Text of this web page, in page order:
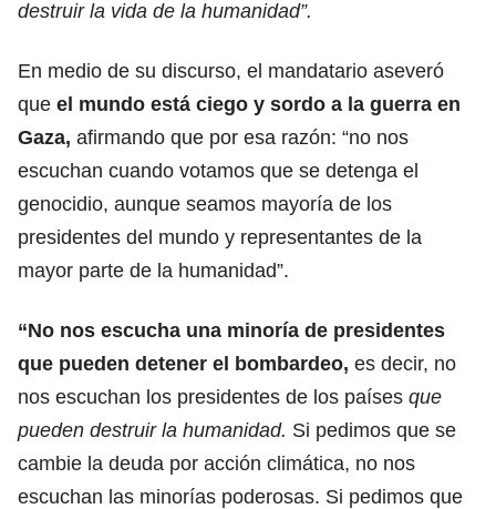
destruir la vida de la humanidad”.
En medio de su discurso, el mandatario aseveró
que el mundo está ciego y sordo a la guerra en
Gaza, afirmando que por esa razón: “no nos
escuchan cuando votamos que se detenga el
genocidio, aunque seamos mayoría de los
presidentes del mundo y representantes de la
mayor parte de la humanidad”.
“No nos escucha una minoría de presidentes
que pueden detener el bombardeo, es decir, no
nos escuchan los presidentes de los países que
pueden destruir la humanidad. Si pedimos que se
cambie la deuda por acción climática, no nos
escuchan las minorías poderosas. Si pedimos que